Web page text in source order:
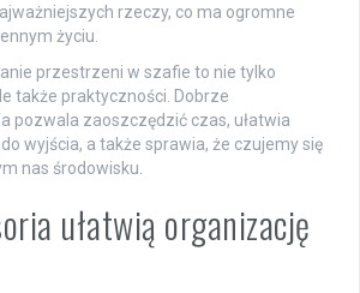
rzeczy, co ma ogromne
życiu.
przestrzeni w szafie to nie tylko
także praktyczności. Dobrze
pozwala zaoszczędzić czas, ułatwia
wyjścia, a także sprawia, że czujemy się
nas środowisku.
ułatwią organizację